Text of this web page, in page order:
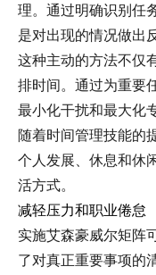
理。通过明确识别任
是对出现的情况做出
这种主动的方法不仅
排时间。通过为重要
最小化干扰和最大化
随着时间管理技能的
个人发展、休息和休
活方式。
减轻压力和职业倦怠
实施艾森豪威尔矩阵
了对真正重要事项的